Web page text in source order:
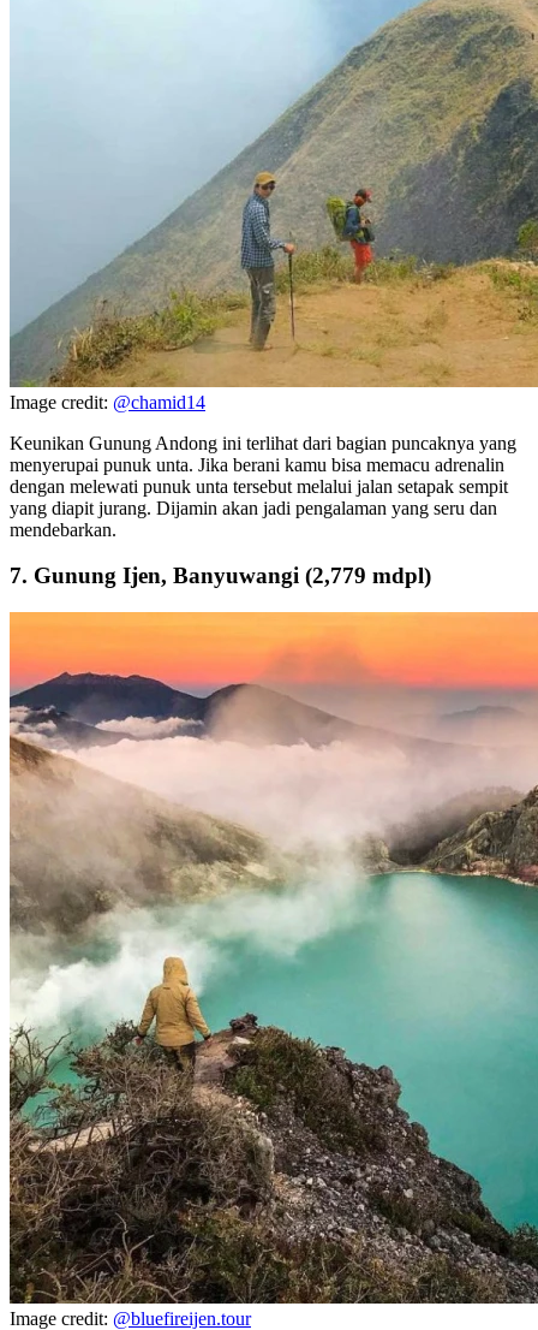
Image credit: @chamid14
Keunikan Gunung Andong ini terlihat dari bagian puncaknya yang
menyerupai punuk unta. Jika berani kamu bisa memacu adrenalin
dengan melewati punuk unta tersebut melalui jalan setapak sempit
yang diapit jurang. Dijamin akan jadi pengalaman yang seru dan
mendebarkan.
7. Gunung Ijen, Banyuwangi (2,779 mdpl)
Image credit: @bluefireijen.tour